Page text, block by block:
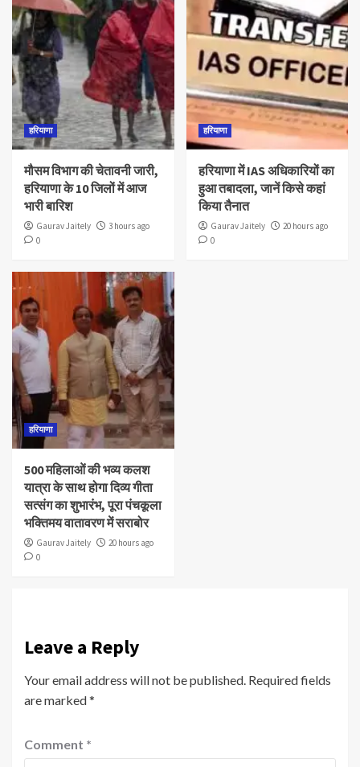
हरियाणा
मौसम विभाग की चेतावनी जारी,
हरियाणा के 10 जिलों में आज
भारी बारिश
Gaurav Jaitely
3 hours ago
0
हरियाणा
हरियाणा में IAS अधिकारियों का
हुआ तबादला, जानें किसे कहां
किया तैनात
Gaurav Jaitely
20 hours ago
0
हरियाणा
500 महिलाओं की भव्य कलश
यात्रा के साथ होगा दिव्य गीता
सत्संग का शुभारंभ, पूरा पंचकूला
भक्तिमय वातावरण में सराबोर
Gaurav Jaitely
20 hours ago
0
Leave a Reply
Your email address will not be published. Required fields
are marked*
Comment *